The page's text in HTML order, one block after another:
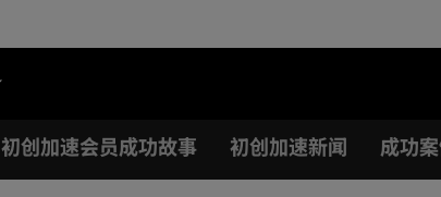
初创加速会员成功故事 初创加速新闻 成功